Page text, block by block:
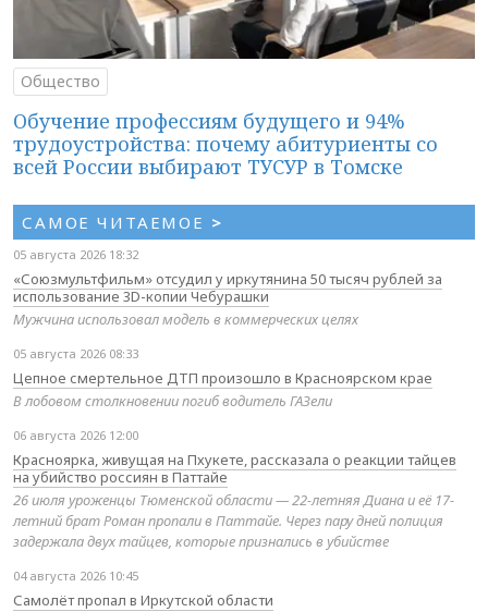
Общество
Обучение профессиям будущего и 94%
трудоустройства: почему абитуриенты со
всей России выбирают ТУСУР в Томске
САМОЕ ЧИТАЕМОЕ >
05 августа 2026 18:32
«Союзмультфильм» отсудил у иркутянина 50 тысяч рублей за
использование 3D-копии Чебурашки
Мужчина использовал модель в коммерческих целях
05 августа 2026 08:33
Цепное смертельное ДТП произошло в Красноярском крае
В лобовом столкновении погиб водитель ГАЗели
06 августа 2026 12:00
Красноярка, живущая на Пхукете, рассказала о реакции тайцев
на убийство россиян в Паттайе
26 июля уроженцы Тюменской области — 22-летняя Диана и её 17-
летний брат Роман пропали в Паттайе. Через пару дней полиция
задержала двух тайцев, которые признались в убийстве
04 августа 2026 10:45
Самолёт пропал в Иркутской области